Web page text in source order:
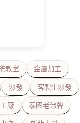
教室 金屬加工
沙發 客製化沙發
廠 泰國老佛牌